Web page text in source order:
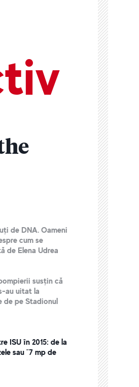
de DNA. Oameni
cum se
de Elena Udrea
susțin că
au uitat la
de pe Stadionul
ISU în 2015: de la
sau ”7 mp de